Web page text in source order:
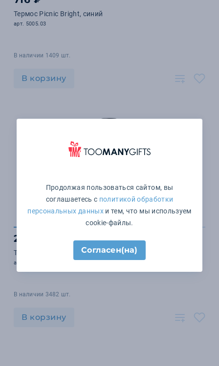
Термос Picnic Bright, синий
арт. 5005.03
В наличии 1409 шт.
В корзину
2 647 ₽
Термос 900 ml
арт. MO9703-16
В наличии 3482 шт.
В корзину
Продолжая пользоваться сайтом, вы
соглашаетесь с политикой обработки
персональных данныхи тем, что мы используем
cookie-файлы.
Согласен(на)